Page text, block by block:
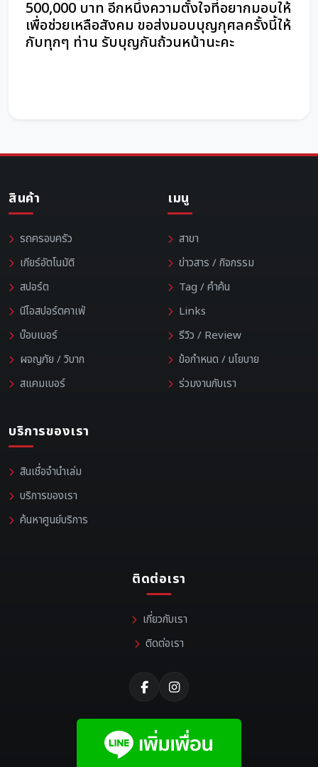
500,000 บาท อีกหนึ่งความตั้งใจที่อยากมอบให้
เพื่อช่วยเหลือสังคม ขอส่งมอบบุญกุศลครั้งนี้ให้
กับทุกๆ ท่าน รับบุญกันถ้วนหน้านะคะ
สินค้า
รถครอบครัว
เกียร์อัตโนมัติ
สปอร์ต
นีโอสปอร์ตคาเฟ่
บ๊อบเบอร์
ผจญภัย / วิบาก
สแคมเบอร์
เมนู
สาขา
ข่าวสาร / กิจกรรม
Tag / คำค้น
Links
รีวิว / Review
ข้อกำหนด / นโยบาย
ร่วมงานกับเรา
บริการของเรา
สินเชื่อจำนำเล่ม
บริการของเรา
ค้นหาศูนย์บริการ
ติดต่อเรา
เกี่ยวกับเรา
ติดต่อเรา